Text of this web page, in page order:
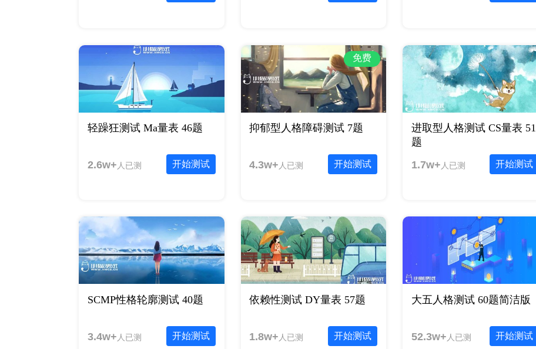
轻躁狂测试 Ma量表 46题
开始测试
2.6w+ 人已测
免费
抑郁型人格障碍测试 7题
开始测试
4.3w+ 人已测
进取型人格测试 CS量表 51
题
开始测试
1.7w+ 人已测
SCMP性格轮廓测试 40题
开始测试
3.4w+ 人已测
依赖性测试 DY量表 57题
开始测试
1.8w+ 人已测
大五人格测试 60题简洁版
开始测试
52.3w+ 人已测